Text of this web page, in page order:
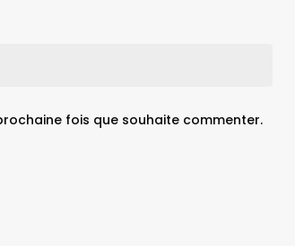
fois que souhaite commenter.